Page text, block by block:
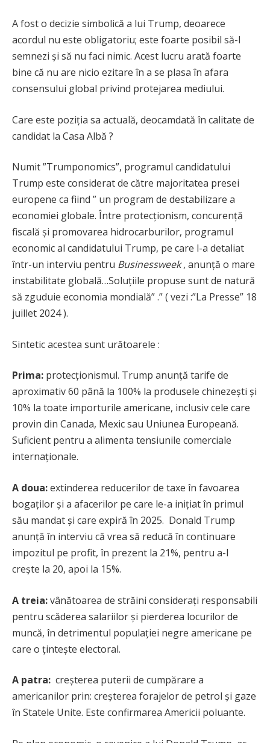
A fost o decizie simbolică a lui Trump, deoarece
acordul nu este obligatoriu; este foarte posibil să-l
semnezi și să nu faci nimic. Acest lucru arată foarte
bine că nu are nicio ezitare în a se plasa în afara
consensului global privind protejarea mediului.
Care este poziția sa actuală, deocamdată în calitate de
candidat la Casa Albă ?
Numit ”Trumponomics”, programul candidatului
Trump este considerat de către majoritatea presei
europene ca fiind ” un program de destabilizare a
economiei globale. Între protecționism, concurență
fiscală și promovarea hidrocarburilor, programul
economic al candidatului Trump, pe care l-a detaliat
într-un interviu pentru Businessweek, anunță o mare
instabilitate globală…Soluțiile propuse sunt de natură
să zguduie economia mondială” .” ( vezi :”La Presse” 18
juillet 2024 ).
Sintetic acestea sunt urătoarele :
Prima: protecționismul. Trump anunță tarife de
aproximativ 60 până la 100% la produsele chinezești și
10% la toate importurile americane, inclusiv cele care
provin din Canada, Mexic sau Uniunea Europeană.
Suficient pentru a alimenta tensiunile comerciale
internaționale.
A doua:extinderea reducerilor de taxe în favoarea
bogaților și a afacerilor pe care le-a inițiat în primul
său mandat și care expiră în 2025. Donald Trump
anunță în interviu că vrea să reducă în continuare
impozitul pe profit, în prezent la 21%, pentru a-l
crește la 20, apoi la 15%.
A treia:vânătoarea de străini considerați responsabili
pentru scăderea salariilor și pierderea locurilor de
muncă, în detrimentul populației negre americane pe
care o țintește electoral.
A patra: creșterea puterii de cumpărare a
americanilor prin: creșterea forajelor de petrol și gaze
în Statele Unite. Este confirmarea Americii poluante.